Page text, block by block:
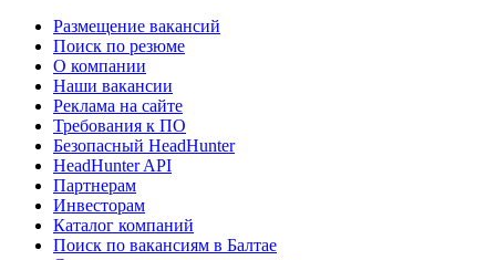
Размещение вакансий
Поиск по резюме
О компании
Наши вакансии
Реклама на сайте
Требования к ПО
Безопасный HeadHunter
HeadHunter API
Партнерам
Инвесторам
Каталог компаний
Поиск по вакансиям в Балтае